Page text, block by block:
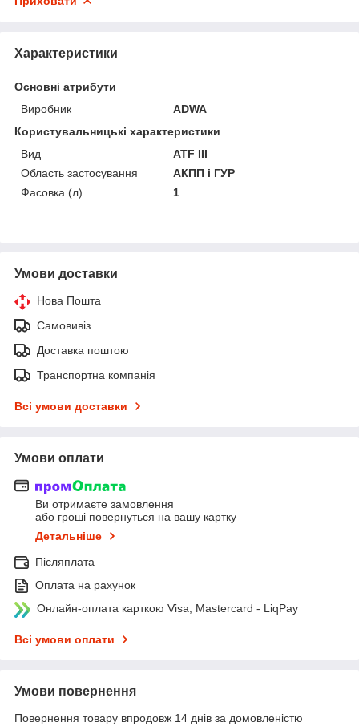
Характеристики
Основні атрибути
Виробник
ADWA
Користувальницькі характеристики
Вид
ATF III
Область застосування
АКПП і ГУР
Фасовка (л)
1
Умови доставки
Нова Пошта
Самовивіз
Доставка поштою
Транспортна компанія
Всі умови доставки
Умови оплати
Ви отримаєте замовлення
або гроші повернуться на вашу картку
Детальніше
Післяплата
Оплата на рахунок
Онлайн-оплата карткою Visa, Mastercard - LiqPay
Всі умови оплати
Умови повернення
Повернення товару впродовж 14 днів за домовленістю